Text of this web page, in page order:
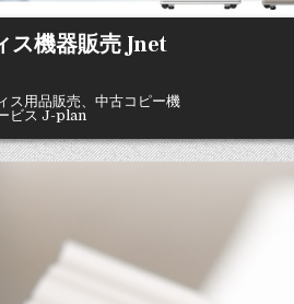
ス機器販売 Jnet
ス用品販売、中古コピー機
ビス J-plan